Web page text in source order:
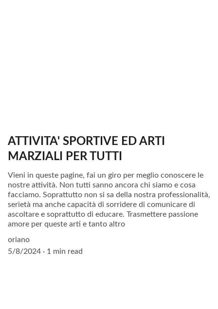
ATTIVITA' SPORTIVE ED ARTI
MARZIALI PER TUTTI
Vieni in queste pagine, fai un giro per meglio conoscere le
nostre attività. Non tutti sanno ancora chi siamo e cosa
facciamo. Soprattutto non si sa della nostra professionalità,
serietà ma anche capacità di sorridere di comunicare di
ascoltare e soprattutto di educare. Trasmettere passione
amore per queste arti e tanto altro
oriano
5/8/2024
1 min read